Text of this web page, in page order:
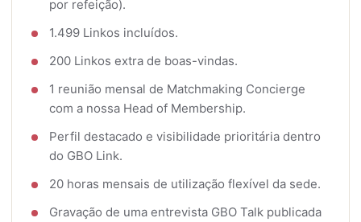
por refeição).
1.499 Linkos incluídos.
200 Linkos extra de boas-vindas.
1 reunião mensal de Matchmaking Concierge
com a nossa Head of Membership.
Perfil destacado e visibilidade prioritária dentro
do GBO Link.
20 horas mensais de utilização flexível da sede.
Gravação de uma entrevista GBO Talk publicada